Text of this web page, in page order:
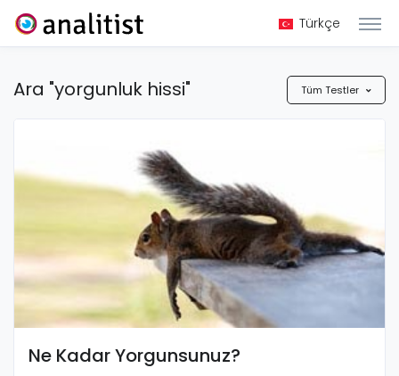
Türkçe
Ara "yorgunluk hissi" Tüm Testler
Ne Kadar Yorgunsunuz?